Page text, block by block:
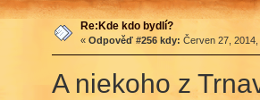
Re:Kde kdo bydlí?
« Odpověď #256 kdy: Červen 27,
A niekoho z